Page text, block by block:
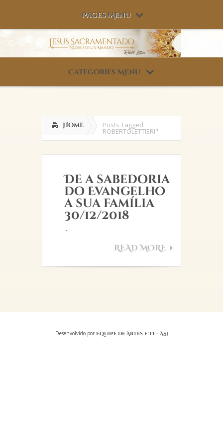
Pages Menu
Categories Menu
Home Posts Tagged
ROBERTOLETTIERI"
De a sabedoria
do Evangelho
a sua família
30/12/2018
...
READ MORE
Desenvolvido por Equipe de Artes e TI - ASJ